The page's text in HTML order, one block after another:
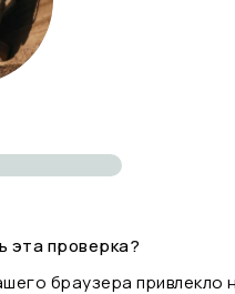
эта проверка?
браузера привлекло